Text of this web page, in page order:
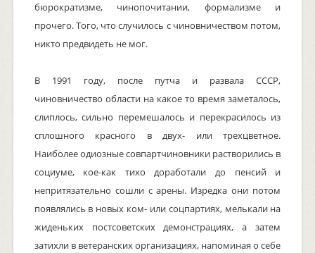
бюрократизме, чинопочитании, формализме и
прочего. Того, что случилось с чиновничеством потом,
никто предвидеть не мог.
В 1991 году, после путча и развала СССР,
чиновничество области на какое то время заметалось,
слиплось, сильно перемешалось и перекрасилось из
сплошного красного в двух- или трехцветное.
Наиболее одиозные совпартчиновники растворились в
социуме, кое-как тихо доработали до пенсий и
непритязательно сошли с арены. Изредка они потом
появлялись в новых ком- или соцпартиях, мелькали на
жиденьких постсоветских демонстрациях, а затем
затихли в ветеранских организациях, напоминая о себе